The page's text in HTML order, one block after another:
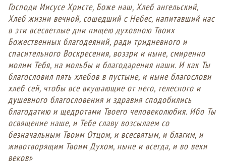
Господи Иисусе Христе, Боже нaш, Хлеб ангельский,
Хлеб жизни вечной, сошeдший с Небес, напитaвший нaс
в эти всесветлые дни пищею духовною Твоих
Божественных благодеяний, рaди триднeвного и
спасительного Воскресения, воззри и ныне, смирeнно
молим Тебя, на мольбы и благодарения наши. И как Ты
благословил пять хлебов в пустыне, и ныне благослови
хлеб сeй, чтобы все вкушaющие от него, телeсного и
душeвного благословeния и здрaвия сподобились
благодaтию и щедротами Твоего человеколюбия. Ибо Ты
освящeние нaше, и Тебе слaву возсылaем со
безначaльным Твоим Отцом, и всесвятым, и благим, и
животворящим Твоим Духом, ныне и всегда, и во веки
веков»